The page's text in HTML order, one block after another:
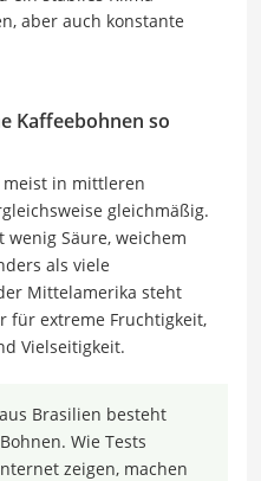
aber auch konstante
Kaffeebohnen so
meist in mittleren
gleichmäßig.
wenig Säure, weichem
als viele
Mittelamerika steht
für extreme Fruchtigkeit,
Vielseitigkeit.
Brasilien besteht
Wie Tests
zeigen, machen